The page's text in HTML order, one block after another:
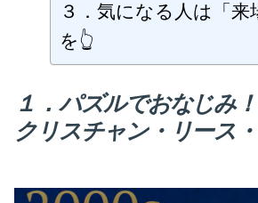
３．気になる人は「来
を👆
１．パズルでおなじみ
クリスチャン・リース